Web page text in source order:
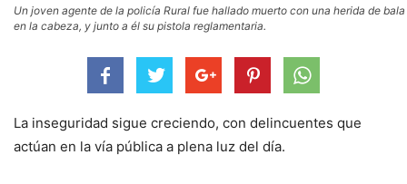
Un joven agente de la policía Rural fue hallado muerto con una herida de bala
en la cabeza, y junto a él su pistola reglamentaria.
La inseguridad sigue creciendo, con delincuentes que
actúan en la vía pública a plena luz del día.